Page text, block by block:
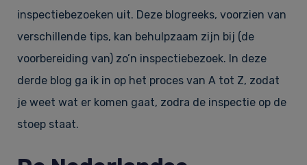
inspectiebezoeken uit. Deze blogreeks, voorzien van
verschillende tips, kan behulpzaam zijn bij (de
voorbereiding van) zo’n inspectiebezoek. In deze
derde blog ga ik in op het proces van A tot Z, zodat
je weet wat er komen gaat, zodra de inspectie op de
stoep staat.